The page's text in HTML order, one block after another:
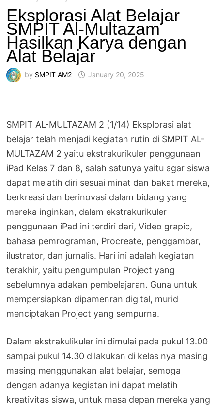
Eksplorasi Alat Belajar
SMPIT Al-Multazam
Hasilkan Karya dengan
Alat Belajar
by SMPIT AM2 January 20, 2025
SMPIT AL-MULTAZAM 2 (1/14) Eksplorasi alat
belajar telah menjadi kegiatan rutin di SMPIT AL-
MULTAZAM 2 yaitu ekstrakurikuler penggunaan
iPad Kelas 7 dan 8, salah satunya yaitu agar siswa
dapat melatih diri sesuai minat dan bakat mereka,
berkreasi dan berinovasi dalam bidang yang
mereka inginkan, dalam ekstrakurikuler
penggunaan iPad ini terdiri dari, Video grapic,
bahasa pemrograman, Procreate, penggambar,
ilustrator, dan jurnalis. Hari ini adalah kegiatan
terakhir, yaitu pengumpulan Project yang
sebelumnya adakan pembelajaran. Guna untuk
mempersiapkan dipamenran digital, murid
menciptakan Project yang sempurna.
Dalam ekstrakulikuler ini dimulai pada pukul 13.00
sampai pukul 14.30 dilakukan di kelas nya masing
masing menggunakan alat belajar, semoga
dengan adanya kegiatan ini dapat melatih
kreativitas siswa, untuk masa depan mereka yang